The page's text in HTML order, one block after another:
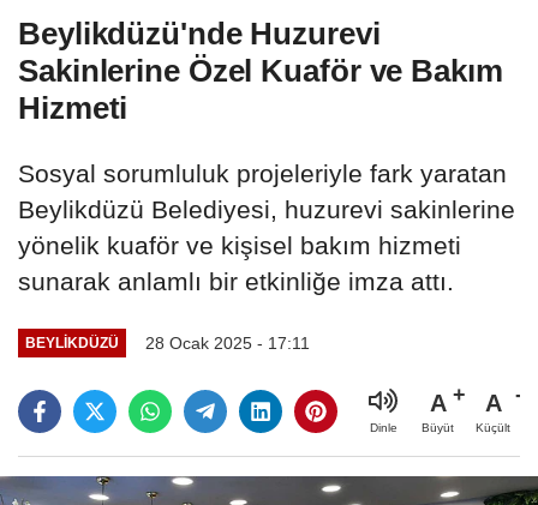
Beylikdüzü'nde Huzurevi
Sakinlerine Özel Kuaför ve Bakım
Hizmeti
Sosyal sorumluluk projeleriyle fark yaratan
Beylikdüzü Belediyesi, huzurevi sakinlerine
yönelik kuaför ve kişisel bakım hizmeti
sunarak anlamlı bir etkinliğe imza attı.
BEYLIKDÜZÜ 28 Ocak 2025 - 17:11
Dinle
A
Büyüt
A
Küçült